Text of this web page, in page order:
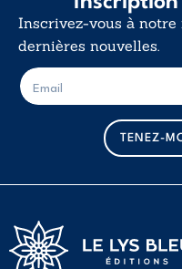
Inscrivez-vous à notre
dernières nouvelles.
E
-
m
TENEZ-